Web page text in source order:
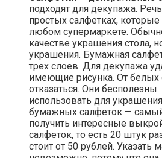
подходят для декупажа.
простых салфетках,
любом супермаркете.
качестве украшения стола,
украшения. Бумажная
трех слоев. Для декупажа
имеющие рисунка. От
отказаться. Они
использовать для
бумажных салфеток —
получить интересные
салфеток, то есть 20 штук
стоит от 50 рублей. Указать